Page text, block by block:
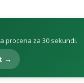
procena za 30 sekundi.
→